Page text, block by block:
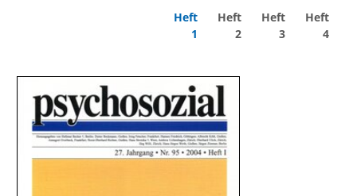
Heft
1
Heft
2
Heft
3
Heft
4